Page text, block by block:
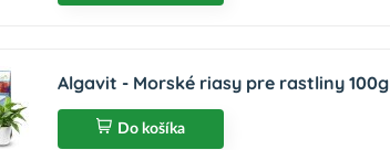
Algavit - Morské riasy pre rastliny 100g
Do košíka